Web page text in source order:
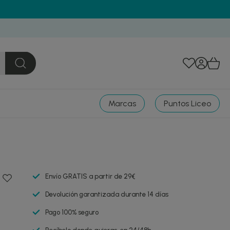
Marcas Puntos Liceo
Envío GRATIS a partir de 29€
Devolución garantizada durante 14 días
Pago 100% seguro